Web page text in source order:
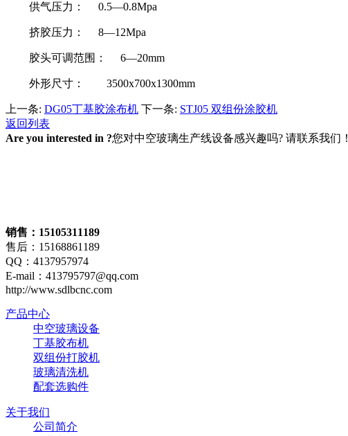
供气压力： 0.5—0.8Mpa
挤胶压力： 8—12Mpa
胶头可调范围： 6—20mm
外形尺寸： 3500x700x1300mm
上一条: DG05丁基胶涂布机 下一条: STJ05 双组份涂胶机
返回列表
Are you interested in ?您对中空玻璃生产线设备感兴趣吗? 请联系我们！
销售：15105311189
售后：15168861189
QQ：4137957974
E-mail：413795797@qq.com
http://www.sdlbcnc.com
产品中心
中空玻璃设备
丁基胶布机
双组份打胶机
玻璃清洗机
配套选购件
关于我们
公司简介